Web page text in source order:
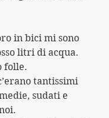
in bici mi sono
litri di acqua.
folle.
tantissimi
sudati e